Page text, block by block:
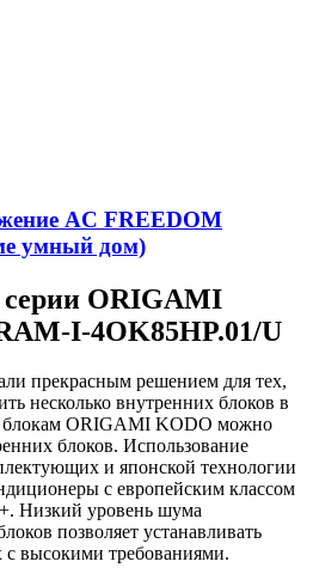
AC FREEDOM
умный дом)
ORIGAMI
I-4OK85HP.01/U
прекрасным решением для тех,
несколько внутренних блоков в
ORIGAMI KODO можно
блоков. Использование
и японской технологии
с европейским классом
Низкий уровень шума
позволяет устанавливать
с высокими требованиями.